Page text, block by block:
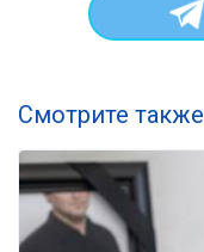
Смотрите также